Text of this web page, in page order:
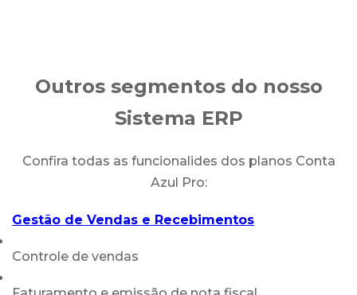
Outros segmentos do nosso
Sistema ERP
Confira todas as funcionalides dos planos Conta
Azul Pro:
Gestão de Vendas e Recebimentos
Controle de vendas